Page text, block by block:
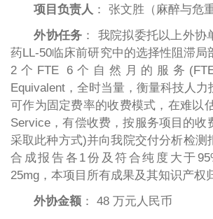
项目负责人 ： 张文胜（麻醉与危
外协任务 ： 我院拟委托以上外协
药LL-50临床前研究中的选择性阻滞局
2个FTE 6个自然月的服务
Equivalent，全时当量，衡量科技人力
可作为固定费率的收费模式，在难以
Service，有偿收费，按服务项目的收
采取此种方式)并向我院交付分析检测
合成报告各1份及符合纯度大于
25mg，本项目所有成果及其知识产权
外协金额 ： 48 万元人民币